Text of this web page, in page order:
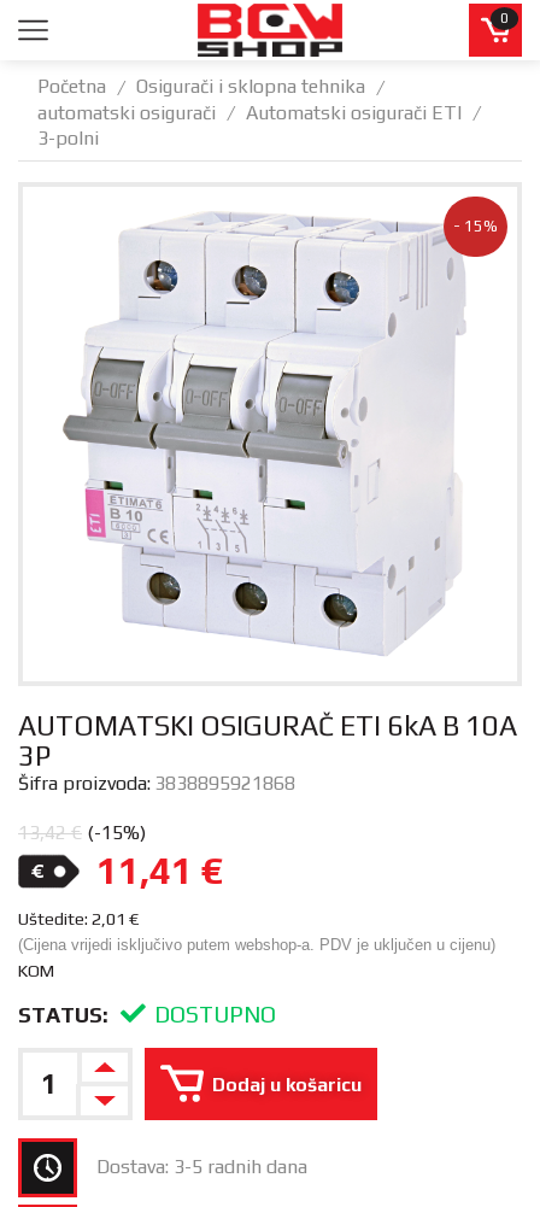
0
Početna / Osigurači i sklopna tehnika /
automatski osigurači / Automatski osigurači ETI /
3-polni
- 15%
AUTOMATSKI OSIGURAČ ETI 6kA B 10A
3P
Šifra proizvoda: 3838895921868
13,42€ (-15%)
11,41 €
Uštedite: 2,01 €
(Cijena vrijedi isključivo putem webshop-a. PDV je uključen u cijenu)
KOM
STATUS: DOSTUPNO
Dodaj u košaricu
Dostava: 3-5 radnih dana